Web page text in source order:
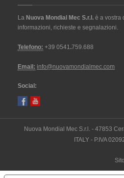
La Nuova Mondial Mec S.r.l. è a vostra
informazioni, richieste e segnalazioni.
Telefono: +39 0541.759.688
Email: info@nuovamondialmec.com
Social:
Nuova Mondial Mec S.r.l. - 47853
ITALY - P.IVA